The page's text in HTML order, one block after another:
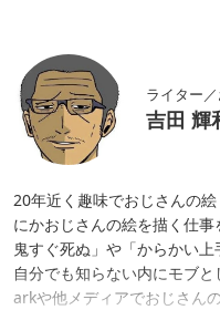
ライター
吉田 輝
20年近く趣味でおじさんの
にかおじさんの絵を描く仕
鬼すぐ死ぬ」や「からかい上
自分でも知らない内にモブ
arkや他メディアでおじさん